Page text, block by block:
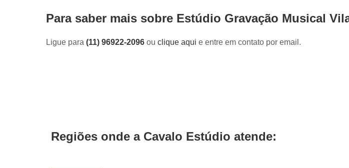
Mixagem de
Para saber mais sobre Estúdio Gravação Musical
Ligue para (11) 96922-2096 ou clique aqui e entre em contato por email.
Regiões onde a Cavalo Estúdio atende: